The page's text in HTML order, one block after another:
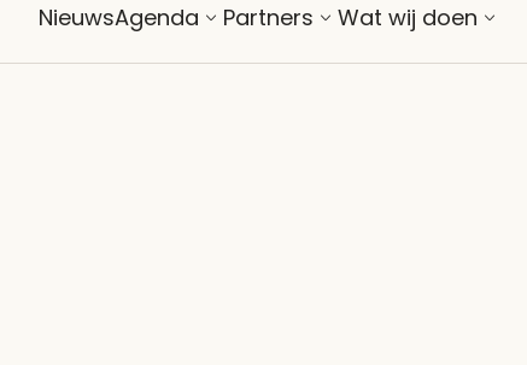
NieuwsAgenda Partners Wat wij doen